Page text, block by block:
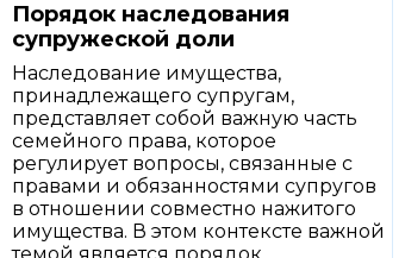
Порядок наследования
супружеской доли
Наследование имущества,
принадлежащего супругам,
представляет собой важную часть
семейного права, которое
регулирует вопросы, связанные с
правами и обязанностями супругов
в отношении совместно нажитого
имущества. В этом контексте важной